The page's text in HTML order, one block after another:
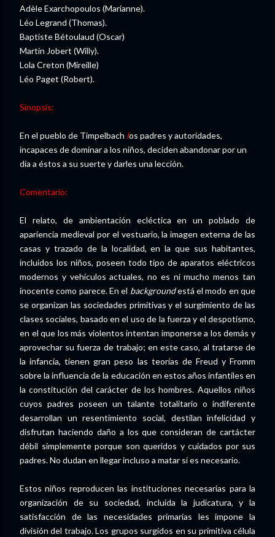
Adèle Exarchopoulos (Marianne).
Léo Legrand (Thomas).
Baptiste Bétoulaud (Oscar)
Martin Jobert (Willy).
Lola Creton (Mireille)
Léo Paget (Robert).
Sinopsis:
En el pueblo de Timpelbach los padres y autoridades,
incapaces de dominar a los niños, deciden abandonar por un
día a éstos a su suerte y darles una lección.
Comentario:
El relato, de ambientación ecléctica en un poblado de
apariencia medieval por el vestuario, la imagen externa de las
casas y trazado de la localidad, en la que sus habitantes,
incluidos los niños, poseen todo tipo de aparatos eléctricos
modernos y vehículos actuales, no es ni mucho menos tan
inocente como parece. En el backgroundestá el modo en que
se organizan las sociedades primitivas y el surgimiento de las
clases sociales, basado en el uso de la fuerza y el despotismo,
en el que los más violentos intentan imponerse a los demás y
aprovechar su fuerza de trabajo; en este caso, al tratarse de
la infancia, tienen gran peso las teorías de Freud y Fromm
sobre la influencia de la educación en estos años infantiles en
la constitución del carácter de los hombres. Aquellos niños
cuyos padres poseen un talante totalitario o indiferente
desarrollan un resentimiento social, destilan infelicidad y
disfrutan haciendo daño a los que consideran de cartácter
débil simplemente porque son queridos y cuidados por sus
padres. No dudan en llegar incluso a matar si es necesario.
Estos niños reproducen las instituciones necesarias para la
organización de su sociedad, incluida la judicatura, y la
satisfacción de las necesidades primarias les impone la
división del trabajo. Los grupos surgidos en su primitiva célula